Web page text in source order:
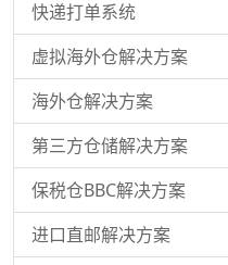
快递打单系统
虚拟海外仓解决方案
海外仓解决方案
第三方仓储解决方案
保税仓BBC解决方案
进口直邮解决方案